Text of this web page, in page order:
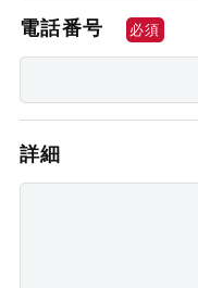
電話番号 必須
詳細